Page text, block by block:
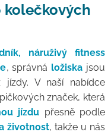
kolečkových
náruživý fitness
, správná ložiska jsou
V naší nabídce
značek, která
jízdu přesně podle
životnost, takže u nás